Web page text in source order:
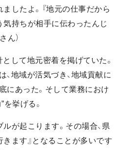
したよ。『地元の仕事だから
気持ちが相手に伝わったんじ
ん）
して地元密着を掲げていた。
地域が活気づき、地域貢献に
にあった。そして業務におけ
挙げる。
が起こります。その場合、県
ます』となることが多いです